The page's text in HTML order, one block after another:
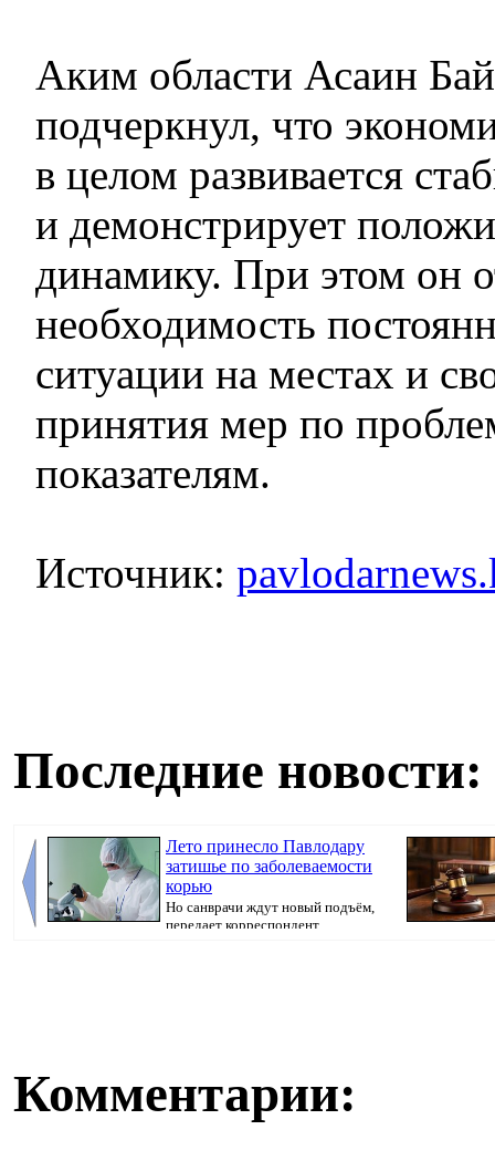
Аким области Асаин
подчеркнул, что
в целом развивается
и демонстрирует
динамику. При этом он
необходимость
ситуации на местах и
принятия мер по
показателям.
Источник:
Последние новости:
Лето принесло Павлодару
затишье по заболеваемости
корью
Но санврачи ждут новый подъём,
передает корреспондент
Комментарии: